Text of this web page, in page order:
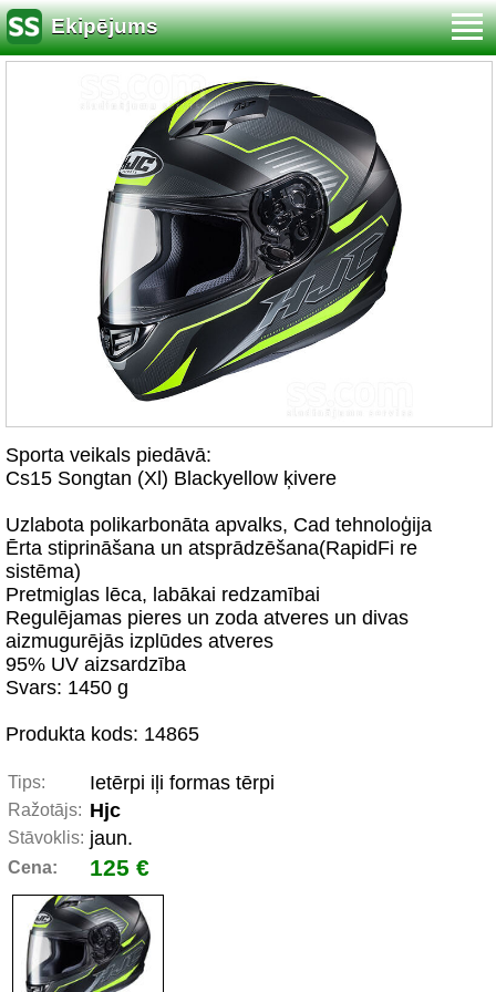
Ekipējums
Sporta veikals piedāvā:
Cs15 Songtan (Xl) Blackyellow ķivere
Uzlabota polikarbonāta apvalks, Cad tehnoloģija
Ērta stiprināšana un atsprādzēšana(RapidFi re
sistēma)
Pretmiglas lēca, labākai redzamībai
Regulējamas pieres un zoda atveres un divas
aizmugurējās izplūdes atveres
95% UV aizsardzība
Svars: 1450 g
Produkta kods: 14865
Tips: Ietērpi iļi formas tērpi
Ražotājs: Hjc
Stāvoklis: jaun.
Cena: 125 €